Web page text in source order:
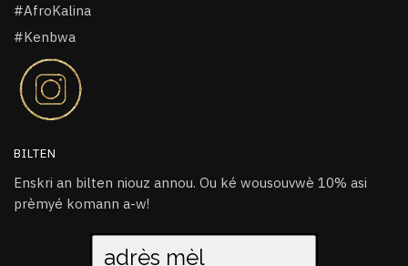
#AfroKalina
#Kenbwa
BILTEN
Enskri an bilten niouz annou. Ou ké wousouvwè 10% asi
prèmyé komann a-w!